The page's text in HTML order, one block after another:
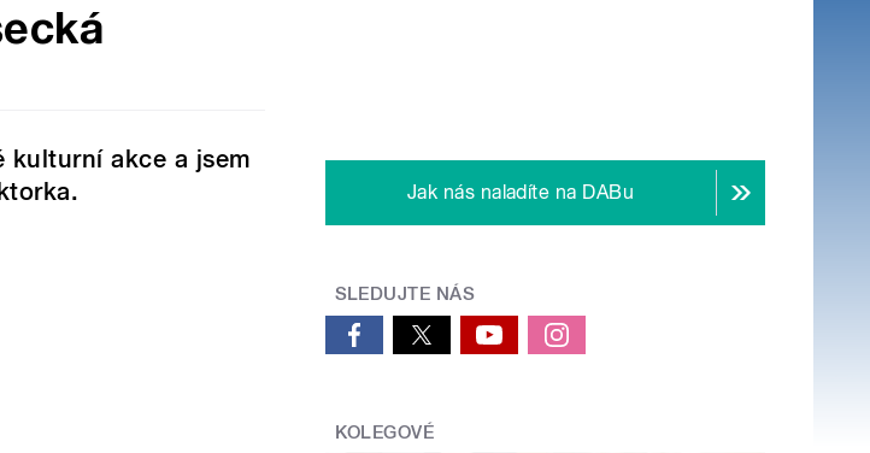
kulturní akce a jsem
Jak nás naladíte na DABu
SLEDUJTE NÁS
KOLEGOVÉ